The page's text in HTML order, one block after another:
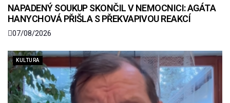
NAPADENÝ SOUKUP SKONČIL V NEMOCNICI: AGÁTA
HANYCHOVÁ PŘIŠLA S PŘEKVAPIVOU REAKCÍ
07/08/2026
KULTURA